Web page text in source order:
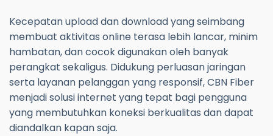
Kecepatan upload dan download yang seimbang
membuat aktivitas online terasa lebih lancar, minim
hambatan, dan cocok digunakan oleh banyak
perangkat sekaligus. Didukung perluasan jaringan
serta layanan pelanggan yang responsif, CBN Fiber
menjadi solusi internet yang tepat bagi pengguna
yang membutuhkan koneksi berkualitas dan dapat
diandalkan kapan saja.